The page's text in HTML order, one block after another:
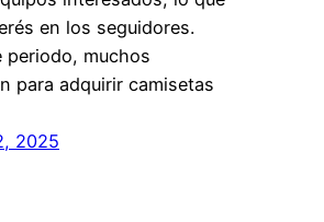
en los seguidores.
periodo, muchos
para adquirir camisetas
2025